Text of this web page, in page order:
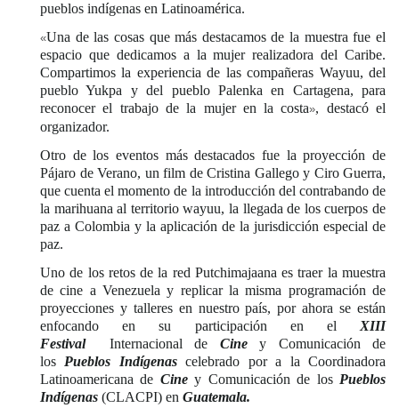
pueblos indígenas en Latinoamérica.
«Una de las cosas que más destacamos de la muestra fue el
espacio que dedicamos a la mujer realizadora del Caribe.
Compartimos la experiencia de las compañeras Wayuu, del
pueblo Yukpa y del pueblo Palenka en Cartagena, para
reconocer el trabajo de la mujer en la costa», destacó el
organizador.
Otro de los eventos más destacados fue la proyección de
Pájaro de Verano, un film de Cristina Gallego y Ciro Guerra,
que cuenta el momento de la introducción del contrabando de
la marihuana al territorio wayuu, la llegada de los cuerpos de
paz a Colombia y la aplicación de la jurisdicción especial de
paz.
Uno de los retos de la red Putchimajaana es traer la muestra
de cine a Venezuela y replicar la misma programación de
proyecciones y talleres en nuestro país, por ahora se están
enfocando en su participación en el XIII
Festival
Internacional de Ciney Comunicación de
los Pueblos Indígenascelebrado por a la Coordinadora
Latinoamericana de Ciney Comunicación de los Pueblos
Indígenas (CLACPI) en Guatemala.